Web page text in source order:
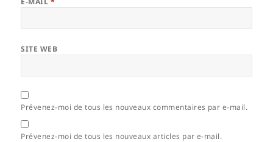
SITE WEB
Prévenez-moi de tous les nouveaux commentaires par e-mail.
Prévenez-moi de tous les nouveaux articles par e-mail.